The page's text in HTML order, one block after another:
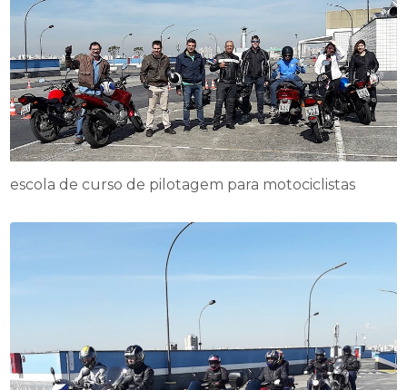
escola de curso de pilotagem para motociclistas